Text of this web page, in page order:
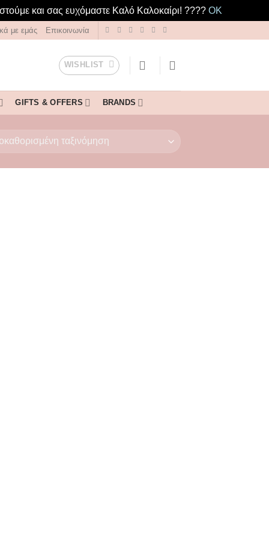
και σας ευχόμαστε Καλό Καλοκαίρι! ????️ OK
με εμάς Επικοινωνία
WISHLIST
GIFTS & OFFERS BRANDS